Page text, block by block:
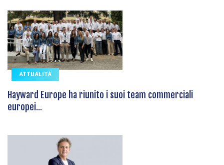
ATTUALITÀ
Hayward Europe ha riunito i suoi team commerciali
europei...